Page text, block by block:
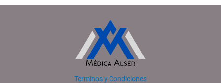
Terminos y Condiciones